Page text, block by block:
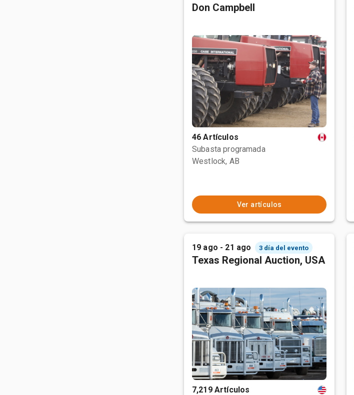
Don Campbell
46 Artículos
Subasta programada
Westlock, AB
Ver artículos
19 ago - 21 ago 3 día del evento
Texas Regional Auction, USA
7,219 Artículos